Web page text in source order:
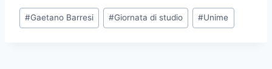
Tag
articolo:
#Gaetano Barresi #Giornata di studio #Unime